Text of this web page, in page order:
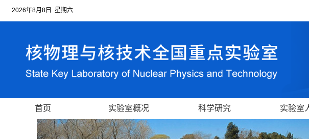
2026年8月8日 星期六
首页 实验室概况 科学研究 实验室